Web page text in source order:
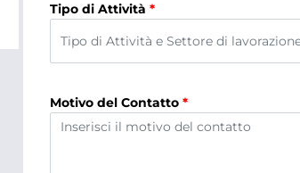
Tipo di Attività *
Motivo del Contatto *